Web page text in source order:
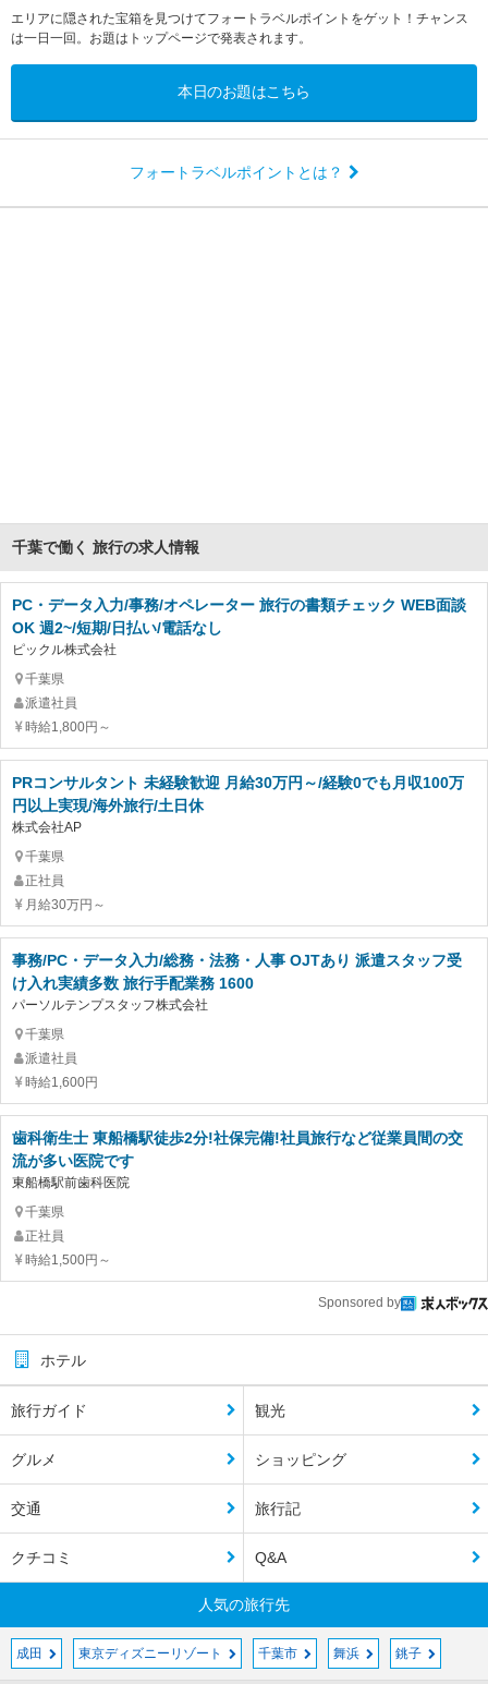
エリアに隠された宝箱を見つけてフォートラベルポイントをゲット！チャンス
は一日一回。お題はトップページで発表されます。
本日のお題はこちら
フォートラベルポイントとは？
千葉で働く 旅行の求人情報
PC・データ入力/事務/オペレーター 旅行の書類チェック WEB面談
OK 週2~/短期/日払い/電話なし
ピックル株式会社
千葉県
派遣社員
時給1,800円～
PRコンサルタント 未経験歓迎 月給30万円～/経験0でも月収100万
円以上実現/海外旅行/土日休
株式会社AP
千葉県
正社員
月給30万円～
事務/PC・データ入力/総務・法務・人事 OJTあり 派遣スタッフ受
け入れ実績多数 旅行手配業務 1600
パーソルテンプスタッフ株式会社
千葉県
派遣社員
時給1,600円
歯科衛生士 東船橋駅徒歩2分!社保完備!社員旅行など従業員間の交
流が多い医院です
東船橋駅前歯科医院
千葉県
正社員
時給1,500円～
Sponsored by
ホテル
旅行ガイド 観光
グルメ ショッピング
交通 旅行記
クチコミ Q&A
人気の旅行先
成田 東京ディズニーリゾート 千葉市 舞浜 銚子